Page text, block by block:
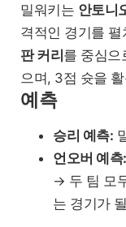
밀워키는 안토니
격적인 경기를
판 커리를 중심으
으며, 3점 슛을
예측
승리 예측:
언오버 예측:
→ 두 팀 모
는 경기가